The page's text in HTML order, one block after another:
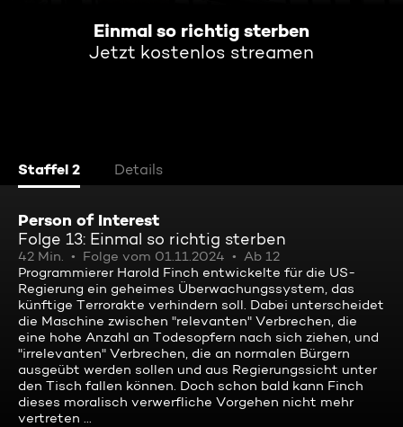
Einmal so richtig sterben
Jetzt kostenlos streamen
Staffel 2 Details
Person of Interest
Folge 13: Einmal so richtig sterben
42 Min. Folge vom 01.11.2024
Ab 12
Programmierer Harold Finch entwickelte für die US-
Regierung ein geheimes Überwachungssystem, das
künftige Terrorakte verhindern soll. Dabei unterscheidet
die Maschine zwischen "relevanten" Verbrechen, die
eine hohe Anzahl an Todesopfern nach sich ziehen, und
"irrelevanten" Verbrechen, die an normalen Bürgern
ausgeübt werden sollen und aus Regierungssicht unter
den Tisch fallen können. Doch schon bald kann Finch
dieses moralisch verwerfliche Vorgehen nicht mehr
vertreten ...